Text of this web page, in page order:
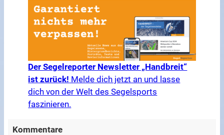
Der Segelreporter Newsletter „Handbreit“
ist zurück! Melde dich jetzt an und lasse
dich von der Welt des Segelsports
faszinieren.
Kommentare